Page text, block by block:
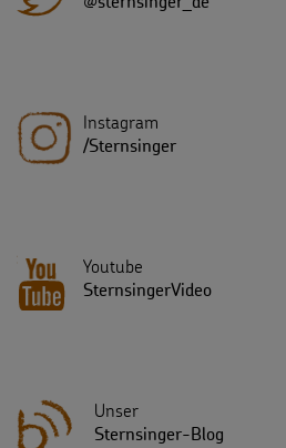
Instagram
/Sternsinger
Youtube
SternsingerVideo
Unser
Sternsinger-Blog